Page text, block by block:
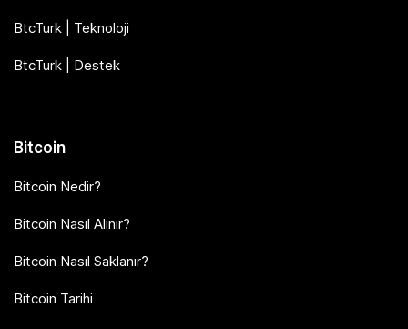
BtcTurk | Teknoloji
BtcTurk | Destek
Bitcoin
Bitcoin Nedir?
Bitcoin Nasıl Alınır?
Bitcoin Nasıl Saklanır?
Bitcoin Tarihi